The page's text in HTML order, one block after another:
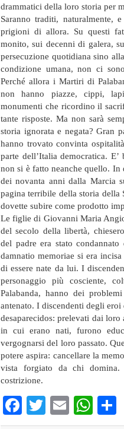
drammatici della loro storia per
Saranno traditi,
prigioni di allora. Su questi
monito, sui decenni di galera,
persecuzione quotidiana sino
condizione umana, non ci
Perché allora i Martiri di
non hanno piazze, cippi,
monumenti che ricordino il
tante risposte. Ma non sarà
storia ignorata e negata? Gran
hanno trovato convinta
parte dell’Italia democratica.
non si è fatto neanche quello. In
dei novanta anni dalla Marcia
pagina terribile della storia della
dovette subire come prodotto
Le figlie di Giovanni Maria
del secolo della libertà,
del padre era stato
damnatio memoriae si era
di essere nate da lui. I
personaggio più cosciente,
Palabanda, hanno dei
antenato. I discendenti degli
desaparecidos: prelevati dai
in cui erano nati, furono
vergognarsi del loro passato.
potere aspira: cancellare la
vista forgiato da chi domina.
costrizione.
Facebook
Twitter
Email